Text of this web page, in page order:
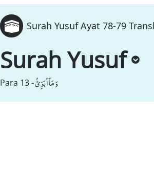
Surah Yusuf Ayat 78-79
Surah Yusuf
Para 13 -وَ مَاۤ اُبَرِّئُ